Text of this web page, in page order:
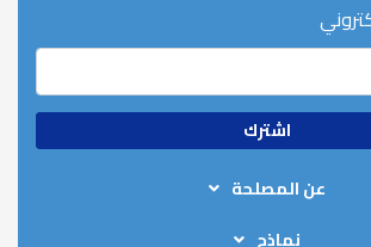
عن المصلحة
نماذج